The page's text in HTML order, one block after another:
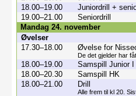
18.00–19.00
Juniordrill +
19.00–21.00
Seniordrill
Mandag 24. november
Øvelser
17.30–18.00
Øvelse for
De det gjelder har
18.00–19.00
Samspill Junior I
18.00–20.30
Samspill HK
18.00–21.00
Drill
Alle frem til kl 20.